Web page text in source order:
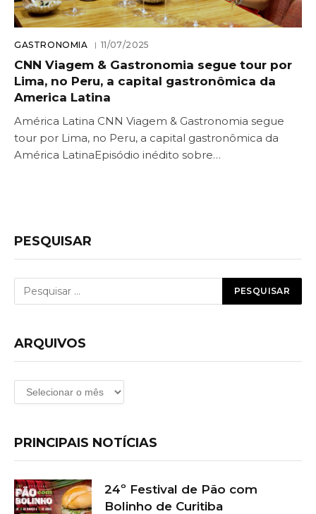
GASTRONOMIA 11/07/2025
CNN Viagem & Gastronomia segue tour por
Lima, no Peru, a capital gastronômica da
America Latina
América Latina CNN Viagem & Gastronomia segue
tour por Lima, no Peru, a capital gastronômica da
América LatinaEpisódio inédito sobre…
PESQUISAR
ARQUIVOS
Arquivos
PRINCIPAIS NOTÍCIAS
24º Festival de Pão com
Bolinho de Curitiba